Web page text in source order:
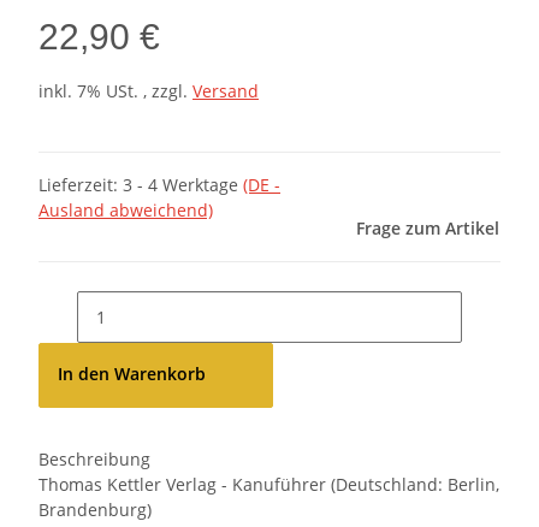
22,90 €
inkl. 7% USt. , zzgl. Versand
Lieferzeit: 3 - 4 Werktage (DE -
Ausland abweichend)
Frage zum Artikel
In den Warenkorb
Beschreibung
Thomas Kettler Verlag - Kanuführer (Deutschland: Berlin,
Brandenburg)